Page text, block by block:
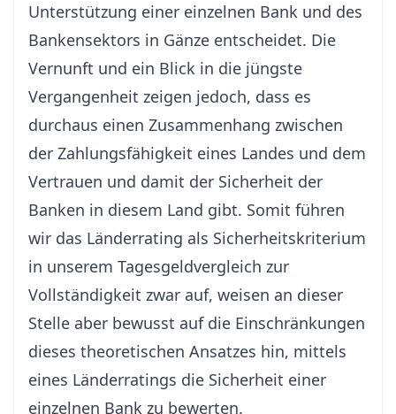
Unterstützung einer einzelnen Bank und des
Bankensektors in Gänze entscheidet. Die
Vernunft und ein Blick in die jüngste
Vergangenheit zeigen jedoch, dass es
durchaus einen Zusammenhang zwischen
der Zahlungsfähigkeit eines Landes und dem
Vertrauen und damit der Sicherheit der
Banken in diesem Land gibt. Somit führen
wir das Länderrating als Sicherheitskriterium
in unserem Tagesgeldvergleich zur
Vollständigkeit zwar auf, weisen an dieser
Stelle aber bewusst auf die Einschränkungen
dieses theoretischen Ansatzes hin, mittels
eines Länderratings die Sicherheit einer
einzelnen Bank zu bewerten.